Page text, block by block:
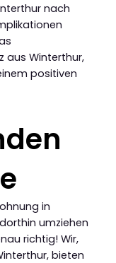
nach
aus Winterthur,
positiven
in
umziehen
richtig! Wir,
bieten